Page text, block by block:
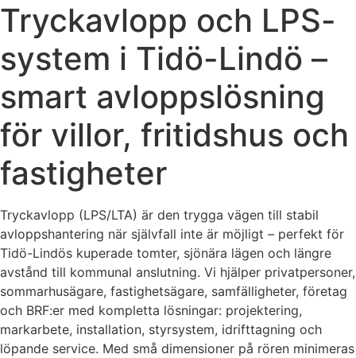
Tryckavlopp och LPS-
system i Tidö-Lindö –
smart avloppslösning
för villor, fritidshus och
fastigheter
Tryckavlopp (LPS/LTA) är den trygga vägen till stabil
avloppshantering när självfall inte är möjligt – perfekt för
Tidö-Lindös kuperade tomter, sjönära lägen och längre
avstånd till kommunal anslutning. Vi hjälper privatpersoner,
sommarhusägare, fastighetsägare, samfälligheter, företag
och BRF:er med kompletta lösningar: projektering,
markarbete, installation, styrsystem, idrifttagning och
löpande service. Med små dimensioner på rören minimeras